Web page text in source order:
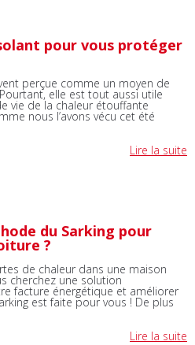
pour vous protéger
perçue comme un moyen de
elle est tout aussi utile
vie de la chaleur étouffante
nous l’avons vécu cet été
Lire la suite
du Sarking pour
?
de chaleur dans une maison
cherchez une solution
facture énergétique et améliorer
est faite pour vous ! De plus
Lire la suite